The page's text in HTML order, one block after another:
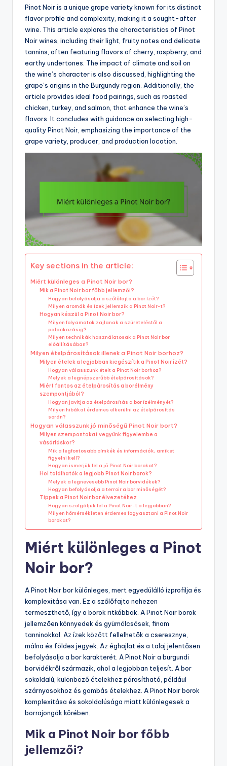
Pinot Noir is a unique grape variety known for its distinct
flavor profile and complexity, making it a sought-after
wine. This article explores the characteristics of Pinot
Noir wines, including their light, fruity notes and delicate
tannins, often featuring flavors of cherry, raspberry, and
earthy undertones. The impact of climate and soil on
the wine’s character is also discussed, highlighting the
grape’s origins in the Burgundy region. Additionally, the
article provides ideal food pairings, such as roasted
chicken, turkey, and salmon, that enhance the wine’s
flavors. It concludes with guidance on selecting high-
quality Pinot Noir, emphasizing the importance of the
grape variety, producer, and production location.
Key sections in the article:
Miért különleges a Pinot Noir bor?
Mik a Pinot Noir bor főbb jellemzői?
Hogyan befolyásolja a szőlőfajta a bor ízét?
Milyen aromák és ízek jellemzik a Pinot Noir-t?
Hogyan készül a Pinot Noir bor?
Milyen folyamatok zajlanak a szüreteléstől a
palackozásig?
Milyen technikák használatosak a Pinot Noir bor
előállításában?
Milyen ételpárosítások illenek a Pinot Noir borhoz?
Milyen ételek a legjobban kiegészítik a Pinot Noir ízét?
Hogyan válasszunk ételt a Pinot Noir borhoz?
Melyek a legnépszerűbb ételpárosítások?
Miért fontos az ételpárosítás a borélmény
szempontjából?
Hogyan javítja az ételpárosítás a bor ízélményét?
Milyen hibákat érdemes elkerülni az ételpárosítás
során?
Hogyan válasszunk jó minőségű Pinot Noir bort?
Milyen szempontokat vegyünk figyelembe a
vásárláskor?
Mik a legfontosabb címkék és információk, amiket
figyelni kell?
Hogyan ismerjük fel a jó Pinot Noir borokat?
Hol találhatók a legjobb Pinot Noir borok?
Melyek a legnevesebb Pinot Noir borvidékek?
Hogyan befolyásolja a terroir a bor minőségét?
Tippek a Pinot Noir bor élvezetéhez
Hogyan szolgáljuk fel a Pinot Noir-t a legjobban?
Milyen hőmérsékleten érdemes fogyasztani a Pinot Noir
borokat?
Miért különleges a Pinot
Noir bor?
A Pinot Noir bor különleges, mert egyedülálló ízprofilja és
komplexitása van. Ez a szőlőfajta nehezen
termeszthető, így a borok ritkábbak. A Pinot Noir borok
jellemzően könnyedek és gyümölcsösek, finom
tanninokkal. Az ízek között fellelhetők a cseresznye,
málna és földes jegyek. Az éghajlat és a talaj jelentősen
befolyásolja a bor karakterét. A Pinot Noir a burgundi
borvidékről származik, ahol a legjobban teljesít. A bor
sokoldalú, különböző ételekhez párosítható, például
szárnyasokhoz és gombás ételekhez. A Pinot Noir borok
komplexitása és sokoldalúsága miatt különlegesek a
borrajongók körében.
Mik a Pinot Noir bor főbb
jellemzői?